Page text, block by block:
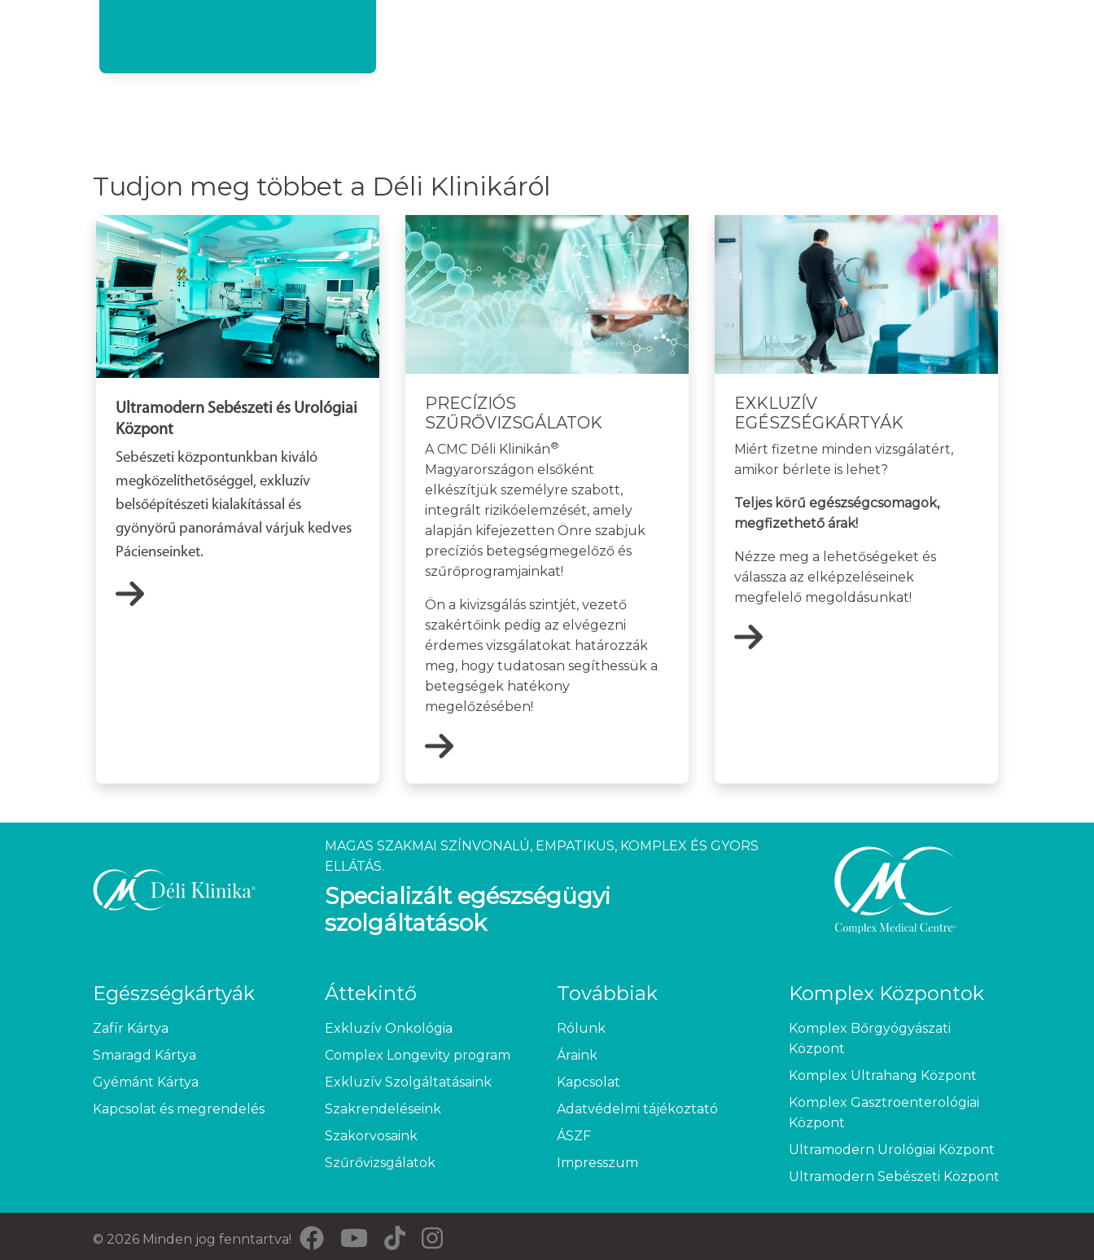
Tudjon meg többet a Déli Klinikáról
Ultramodern Sebészeti és Urológiai
Központ
Sebészeti központunkban kiváló
megközelíthetőséggel, exkluzív
belsőépítészeti kialakítással és
gyönyörű panorámával várjuk kedves
Pácienseinket.
PRECÍZIÓS
SZŰRŐVIZSGÁLATOK
A CMC Déli Klinikán®
Magyarországon elsőként
elkészítjük személyre szabott,
integrált rizikóelemzését, amely
alapján kifejezetten Önre szabjuk
precíziós betegségmegelőző és
szűrőprogramjainkat!
Ön a kivizsgálás szintjét, vezető
szakértőink pedig az elvégezni
érdemes vizsgálatokat határozzák
meg, hogy tudatosan segíthessük a
betegségek hatékony
megelőzésében!
EXKLUZÍV
EGÉSZSÉGKÁRTYÁK
Miért fizetne minden vizsgálatért,
amikor bérlete is lehet?
Teljes körű egészségcsomagok,
megfizethető árak!
Nézze meg a lehetőségeket és
válassza az elképzeléseinek
megfelelő megoldásunkat!
MAGAS SZAKMAI SZÍNVONALÚ, EMPATIKUS, KOMPLEX ÉS GYORS
ELLÁTÁS.
Specializált egészségügyi
szolgáltatások
Egészségkártyák
Zafír Kártya
Smaragd Kártya
Gyémánt Kártya
Kapcsolat és megrendelés
Áttekintő
Exkluzív Onkológia
Complex Longevity program
Exkluzív Szolgáltatásaink
Szakrendeléseink
Szakorvosaink
Szűrővizsgálatok
Továbbiak
Rólunk
Áraink
Kapcsolat
Adatvédelmi tájékoztató
ÁSZF
Impresszum
Komplex Központok
Komplex Bőrgyógyászati
Központ
Komplex Ultrahang Központ
Komplex Gasztroenterológiai
Központ
Ultramodern Urológiai Központ
Ultramodern Sebészeti Központ
© 2026 Minden jog fenntartva!